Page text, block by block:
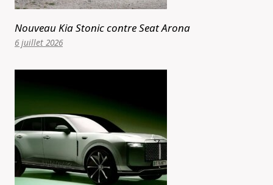
Nouveau Kia Stonic contre Seat Arona
6 juillet 2026